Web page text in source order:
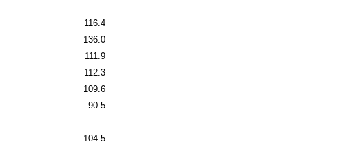
116.4
136.0
111.9
112.3
109.6
90.5
104.5